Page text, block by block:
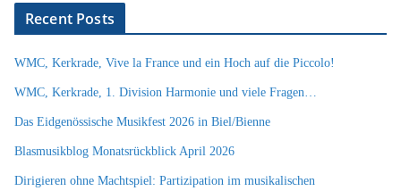
Recent Posts
WMC, Kerkrade, Vive la France und ein Hoch auf die Piccolo!
WMC, Kerkrade, 1. Division Harmonie und viele Fragen…
Das Eidgenössische Musikfest 2026 in Biel/Bienne
Blasmusikblog Monatsrückblick April 2026
Dirigieren ohne Machtspiel: Partizipation im musikalischen